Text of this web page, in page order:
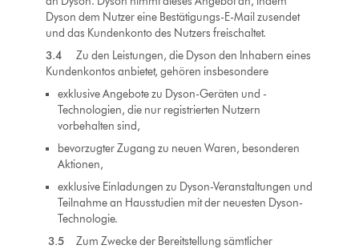
Dyson dem Nutzer eine Bestätigungs-E-Mail zusendet
und das Kundenkonto des Nutzers freischaltet.
3.4Zu den Leistungen, die Dyson den Inhabern eines
Kundenkontos anbietet, gehören insbesondere
exklusive Angebote zu Dyson-Geräten und -
Technologien, die nur registrierten Nutzern
vorbehalten sind,
bevorzugter Zugang zu neuen Waren, besonderen
Aktionen,
exklusive Einladungen zu Dyson-Veranstaltungen und
Teilnahme an Hausstudien mit der neuesten Dyson-
Technologie.
3.5
Zum Zwecke der Bereitstellung sämtlicher